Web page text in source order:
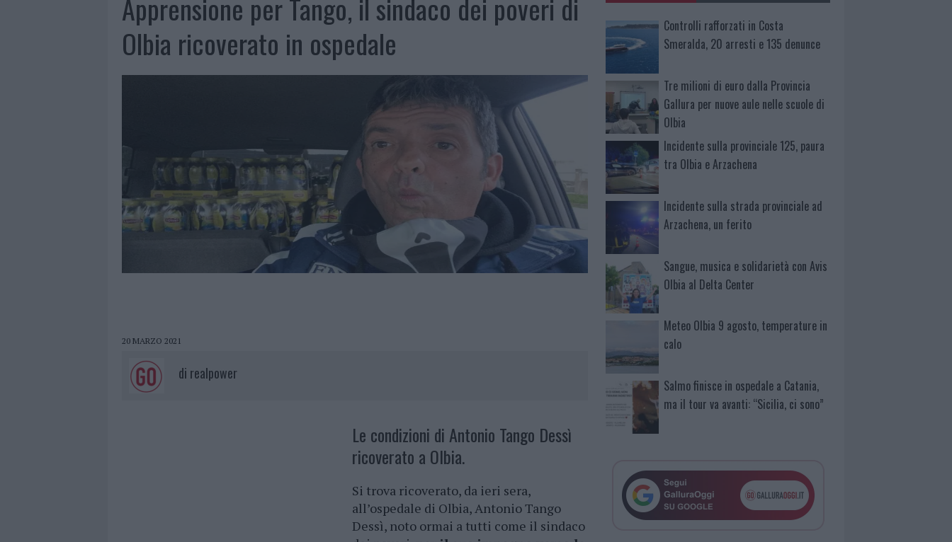
Apprensione per Tango, il sindaco dei poveri di
Olbia ricoverato in ospedale
20 MARZO 2021
di realpower
Le condizioni di Antonio Tango Dessì
ricoverato a Olbia.
Si trova ricoverato, da ieri sera,
all’ospedale di Olbia, Antonio Tango
Dessì, noto ormai a tutti come il sindaco
Controlli rafforzati in Costa
Smeralda, 20 arresti e 135 denunce
Tre milioni di euro dalla Provincia
Gallura per nuove aule nelle scuole di
Olbia
Incidente sulla provinciale 125, paura
tra Olbia e Arzachena
Incidente sulla strada provinciale ad
Arzachena, un ferito
Sangue, musica e solidarietà con Avis
Olbia al Delta Center
Meteo Olbia 9 agosto, temperature in
calo
Salmo finisce in ospedale a Catania,
ma il tour va avanti: “Sicilia, ci sono”